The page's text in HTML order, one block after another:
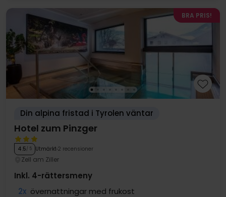
BRA PRIS!
Din alpina fristad i Tyrolen väntar
Hotel zum Pinzger
4.5/ 5 Utmärkt 2 recensioner
Zell am Ziller
Inkl. 4-rättersmeny
2x övernattningar med frukost